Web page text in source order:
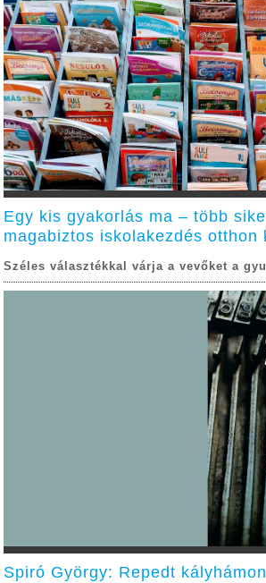
Egy kis gyakorlás ma – több
magabiztos iskolakezdés otthon
Széles választékkal várja a vevőket a
Spiró György: Repedt